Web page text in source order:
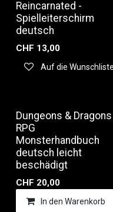
Reincarnated -
Spielleiterschirm
deutsch
CHF 13,00
Auf die Wunschliste
Ausverkauf
Dungeons & Dragons
RPG
Monsterhandbuch
deutsch leicht
beschädigt
CHF 20,00
In den Warenkorb